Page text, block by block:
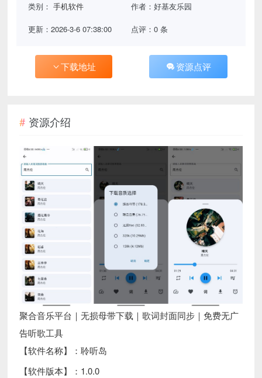
类别：手机软件 作者：好基友乐园
更新：2026-3-6 07:38:00 点评：0 条
下载地址 资源点评
资源介绍
聚合音乐平台｜无损母带下载｜歌词封面同步｜免费无广
告听歌工具
【软件名称】：聆听岛
【软件版本】：1.0.0